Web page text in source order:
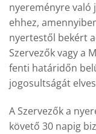
nyereményre való
ehhez,
nyertestől bekért
Szervezők vagy a
fenti határidőn
jogosultságát
A Szervezők a
követő 30 napig